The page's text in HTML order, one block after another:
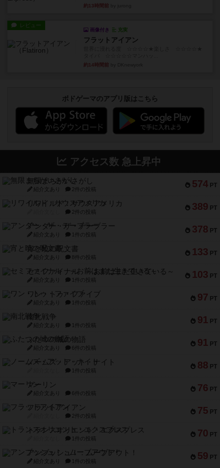
約13時間前
レビュー
画像付き 充実
フラットアイアン
約14時間前
ボドゲーマのアプリ版はこちら
アクセス数 急上昇中
574 PT
無限まちがいさがし
紹介文あり 2件の投稿
389 PT
リワイルド：サウスアメリカ
2件の投稿
378 PT
アンダー・ザ・テーブラー
紹介文あり 1件の投稿
133 PT
宵と暁の呪文書
紹介文あり 8件の投稿
103 PT
セミファイナル ～お前はまだ生きている～
紹介文あり 1件の投稿
97 PT
ワン・トゥ・ファイブ
紹介文あり 1件の投稿
91 PT
南北戦争
紹介文あり 1件の投稿
91 PT
ふたつの城の物語
紹介文あり 6件の投稿
88 PT
ノームズ・アット・ナイト
1件の投稿
76 PT
マーリン
紹介文あり 6件の投稿
75 PT
フラットアイアン
2件の投稿
70 PT
トランスオリエント・エクスプレス
1件の投稿
59 PT
アンブッシュ！：ムーブアウト！
紹介文あり 1件の投稿